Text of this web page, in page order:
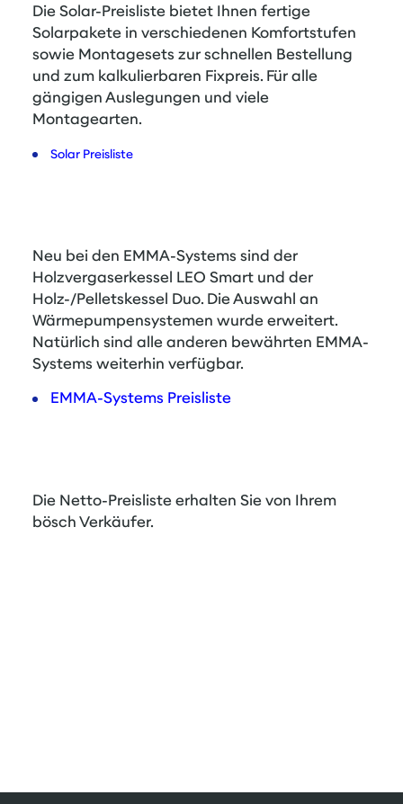
Die Solar-Preisliste bietet Ihnen fertige
Solarpakete in verschiedenen Komfortstufen
sowie Montagesets zur schnellen Bestellung
und zum kalkulierbaren Fixpreis. Für alle
gängigen Auslegungen und viele
Montagearten.
Solar Preisliste
Neu bei den EMMA-Systems sind der
Holzvergaserkessel LEO Smart und der
Holz-/Pelletskessel Duo. Die Auswahl an
Wärmepumpensystemen wurde erweitert.
Natürlich sind alle anderen bewährten EMMA-
Systems weiterhin verfügbar.
EMMA-Systems Preisliste
Die Netto-Preisliste erhalten Sie von Ihrem
bösch Verkäufer.